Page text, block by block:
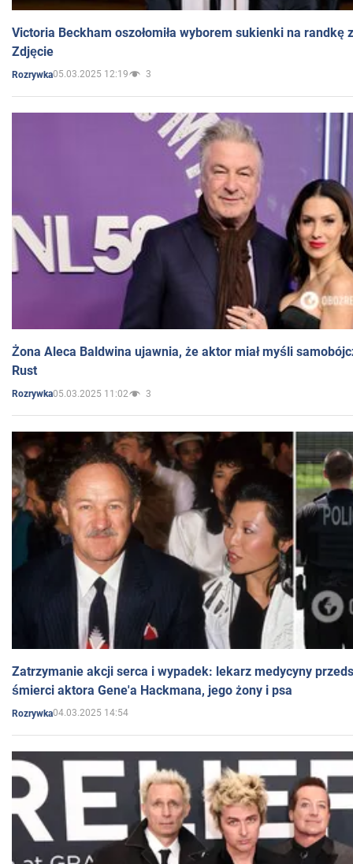
Victoria Beckham oszołomiła wyborem sukienki na randkę
Zdjęcie
Rozrywka05.03.2025 12:19 3
Żona Aleca Baldwina ujawnia, że aktor miał myśli
Rust
Rozrywka05.03.2025 11:02 3
Zatrzymanie akcji serca i wypadek: lekarz medycyny
śmierci aktora Gene'a Hackmana, jego żony i psa
Rozrywka04.03.2025 14:54